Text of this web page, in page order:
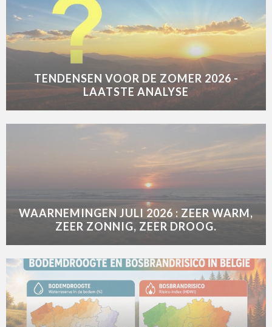
TENDENSEN VOOR DE ZOMER 2026 -
LAATSTE ANALYSE
WAARNEMINGEN JULI 2026 : ZEER WARM,
ZEER ZONNIG, ZEER DROOG.